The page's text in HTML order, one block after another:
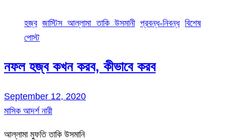
হজ্ব জাস্টিস আল্লামা তাকি উসমানী প্রবন্ধ-নিবন্ধ বিশেষ
পোস্ট
নফল হজ্ব কখন করব, কীভাবে করব
September 12, 2020
মাসিক আদর্শ নারী
আল্লামা মুফতি তাকি উসমানি